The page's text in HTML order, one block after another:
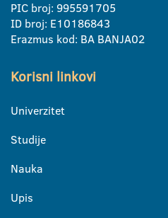
PIC broj: 995591705
ID broj: E10186843
Erazmus kod: BA BANJA02
Korisni linkovi
Univerzitet
Studije
Nauka
Upis